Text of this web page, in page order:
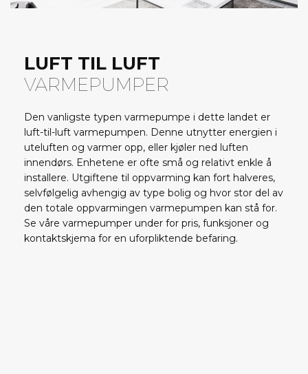
LUFT TIL LUFT
VARMEPUMPER
Den vanligste typen varmepumpe i dette landet er
luft-til-luft varmepumpen. Denne utnytter energien i
uteluften og varmer opp, eller kjøler ned luften
innendørs. Enhetene er ofte små og relativt enkle å
installere. Utgiftene til oppvarming kan fort halveres,
selvfølgelig avhengig av type bolig og hvor stor del av
den totale oppvarmingen varmepumpen kan stå for.
Se våre varmepumper under for pris, funksjoner og
kontaktskjema for en uforpliktende befaring.